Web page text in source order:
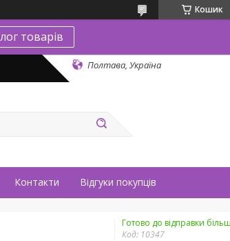
Кошик
товарів
Полтава, Україна
Контакти Відгуки покупців
Готово до відправки
Код: 10347